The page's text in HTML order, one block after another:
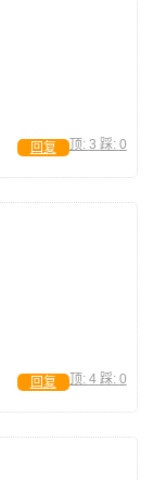
顶: 3 踩: 0
回复
顶: 4 踩: 0
回复